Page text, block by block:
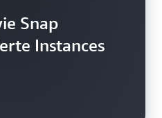
Snap
Instances